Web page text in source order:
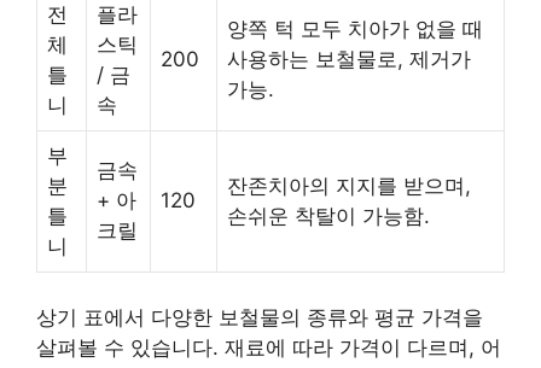
전
체
틀
니
플라
스틱
/ 금
속
200
양쪽 턱 모두 치아가 없을 때
사용하는 보철물로, 제거가
가능.
부
분
틀
니
금속
+ 아
크릴
120
잔존치아의 지지를 받으며,
손쉬운 착탈이 가능함.
상기 표에서 다양한 보철물의 종류와 평균 가격을
살펴볼 수 있습니다. 재료에 따라 가격이 다르며, 어